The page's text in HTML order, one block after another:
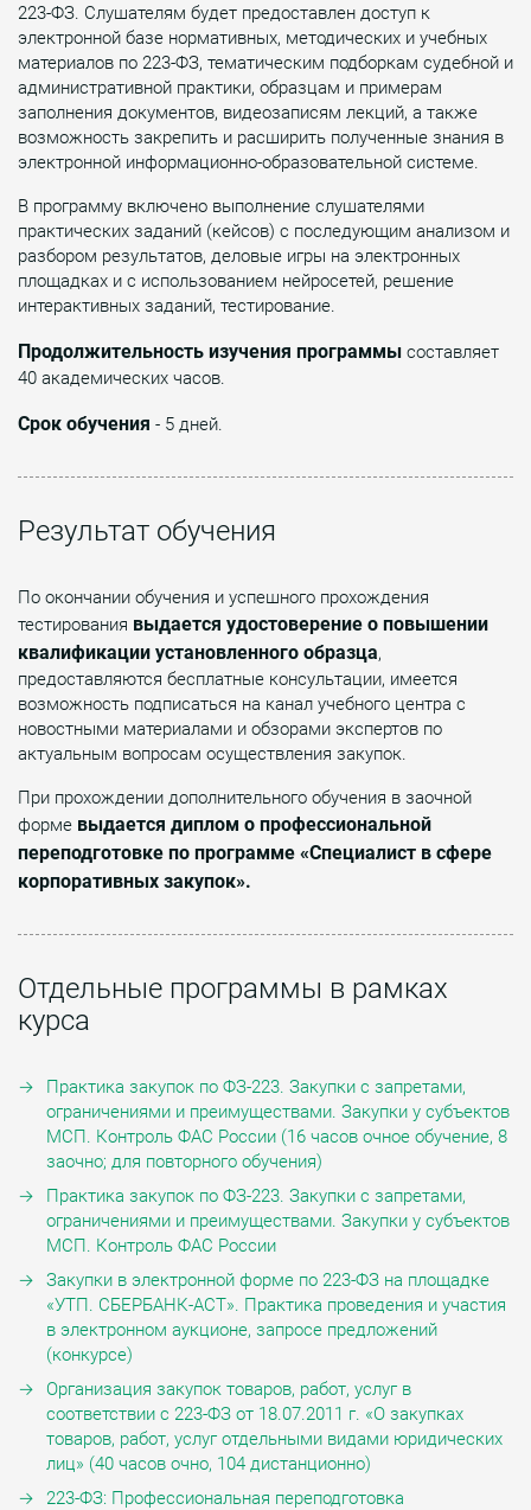
223-ФЗ. Слушателям будет предоставлен доступ к
электронной базе нормативных, методических и учебных
материалов по 223-ФЗ, тематическим подборкам судебной и
административной практики, образцам и примерам
заполнения документов, видеозаписям лекций, а также
возможность закрепить и расширить полученные знания в
электронной информационно-образовательной системе.
В программу включено выполнение слушателями
практических заданий (кейсов) с последующим анализом и
разбором результатов, деловые игры на электронных
площадках и с использованием нейросетей, решение
интерактивных заданий, тестирование.
Продолжительность изучения программы составляет
40 академических часов.
Cрок обучения - 5 дней.
Результат обучения
По окончании обучения и успешного прохождения
тестирования выдается удостоверение о повышении
квалификации установленного образца,
предоставляются бесплатные консультации, имеется
возможность подписаться на канал учебного центра с
новостными материалами и обзорами экспертов по
актуальным вопросам осуществления закупок.
При прохождении дополнительного обучения в заочной
форме выдается диплом о профессиональной
переподготовке по программе «Специалист в сфере
корпоративных закупок».
Отдельные программы в рамках
курса
Практика закупок по ФЗ-223. Закупки с запретами,
ограничениями и преимуществами. Закупки у субъектов
МСП. Контроль ФАС России (16 часов очное обучение, 8
заочно; для повторного обучения)
Практика закупок по ФЗ-223. Закупки с запретами,
ограничениями и преимуществами. Закупки у субъектов
МСП. Контроль ФАС России
Закупки в электронной форме по 223-ФЗ на площадке
«УТП. СБЕРБАНК-АСТ». Практика проведения и участия
в электронном аукционе, запросе предложений
(конкурсе)
Организация закупок товаров, работ, услуг в
соответствии с 223-ФЗ от 18.07.2011 г. «О закупках
товаров, работ, услуг отдельными видами юридических
лиц» (40 часов очно, 104 дистанционно)
223-ФЗ: Профессиональная переподготовка